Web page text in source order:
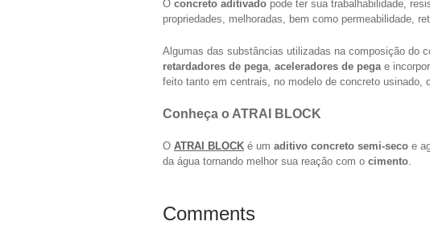
O concreto aditivado pode ter sua trabalhabilidade,
propriedades, melhoradas, bem como permeabilidade,
Algumas das substâncias utilizadas na composição do
retardadores de pega, aceleradores de pegae
feito tanto em centrais, no modelo de concreto usinado,
Conheça o ATRAI BLOCK
O ATRAI BLOCK é um aditivo concreto semi-seco e
da água tornando melhor sua reação com o cimento.
Comments